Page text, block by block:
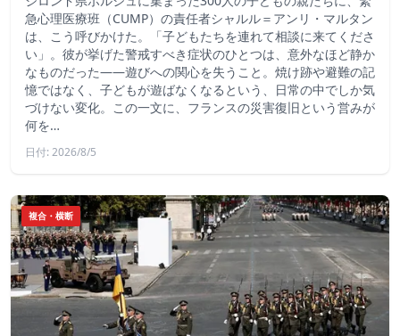
急心理医療班（CUMP）の責任者シャルル＝アンリ・マルタン
は、こう呼びかけた。「子どもたちを連れて相談に来てくださ
い」。彼が挙げた警戒すべき症状のひとつは、意外なほど静か
なものだった――遊びへの関心を失うこと。焼け跡や避難の記
憶ではなく、子どもが遊ばなくなるという、日常の中でしか気
づけない変化。この一文に、フランスの災害復旧という営みが
何を…
日付: 2026/8/5
複合・横断